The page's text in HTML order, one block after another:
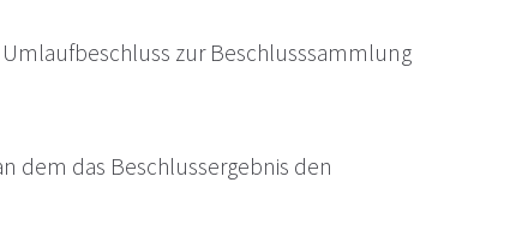
zur Beschlusssammlung
dem das Beschlussergebnis den